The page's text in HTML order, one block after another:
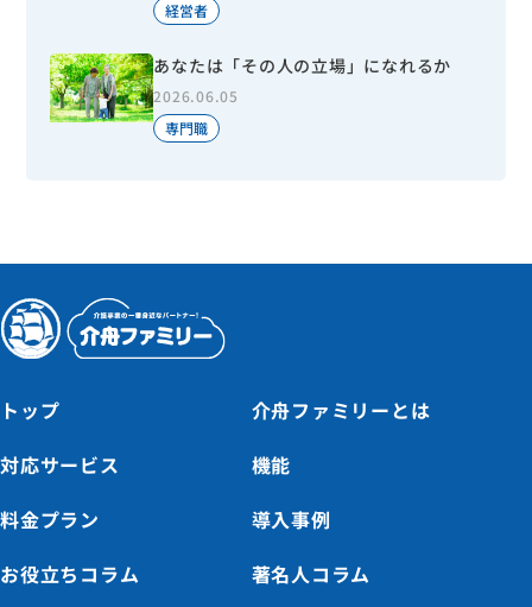
経営者
あなたは「その人の立場」になれるか
2026.06.05
専門職
トップ
介舟ファミリーとは
対応サービス
機能
料金プラン
導入事例
お役立ちコラム
著名人コラム